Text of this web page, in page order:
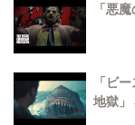
「悪
「ビ
地獄